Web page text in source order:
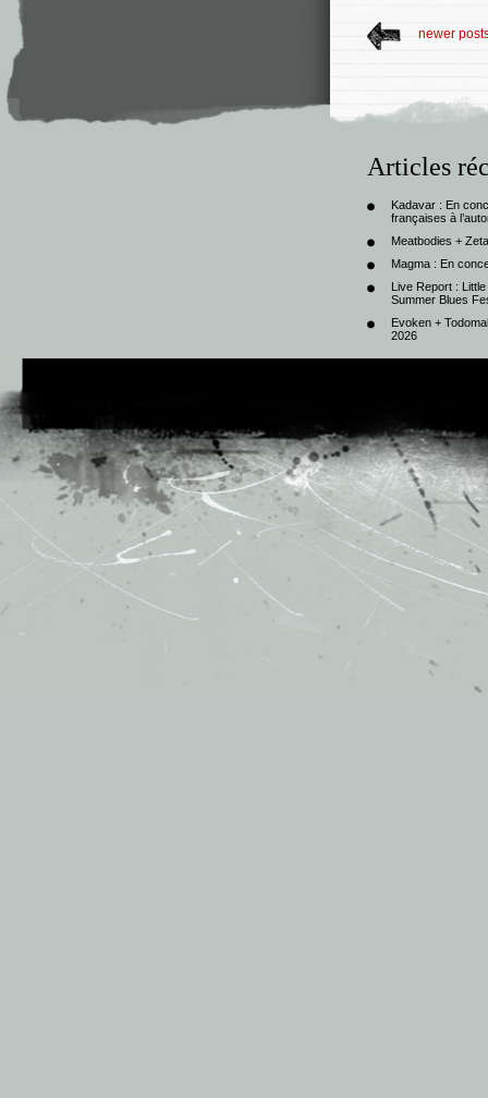
newer
Articles
Kadavar : En
françaises à
Meatbodies +
Magma : En
Live Report :
Summer Blues
Evoken +
2026